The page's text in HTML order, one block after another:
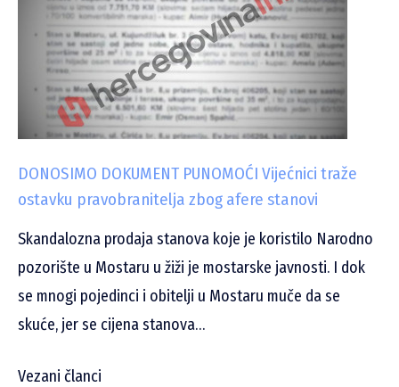
DONOSIMO DOKUMENT PUNOMOĆI Vijećnici traže
ostavku pravobranitelja zbog afere stanovi
Skandalozna prodaja stanova koje je koristilo Narodno
pozorište u Mostaru u žiži je mostarske javnosti. I dok
se mnogi pojedinci i obitelji u Mostaru muče da se
skuće, jer se cijena stanova…
Vezani članci